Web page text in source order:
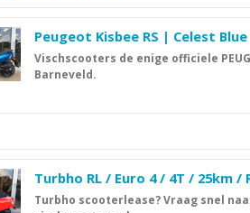
Peugeot Kisbee RS | Celest
Vischscooters de enige officiele
Barneveld.
Turbho RL / Euro 4 / 4T / 25km /
Turbho scooterlease? Vraag snel